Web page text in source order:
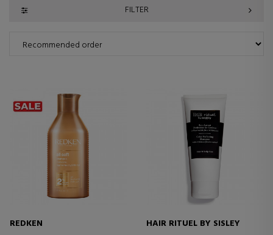
FILTER
REDKEN
HAIR RITUEL BY SISLEY